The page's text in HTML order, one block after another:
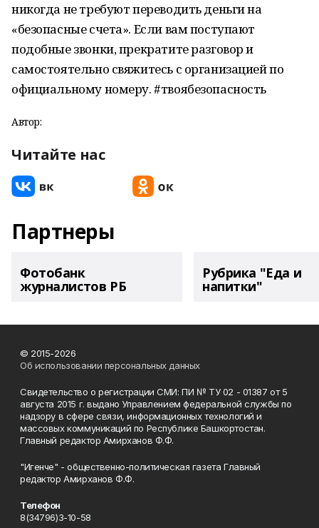
никогда не требуют переводить деньги на
«безопасные счета». Если вам поступают
подобные звонки, прекратите разговор и
самостоятельно свяжитесь с организацией по
официальному номеру.#твоябезопасность
Автор:
Читайте нас
Партнеры
Фотобанк
журналистов РБ
Рубрика "Еда и
напитки"
© 2015-2026
Об использовании персональных данных
Свидетельство о регистрации СМИ: ПИ № ТУ 02 - 01387 от 5
августа 2015 г. выдано Управлением федеральной службы по
надзору в сфере связи, информационных технологий и
массовых коммуникаций по Республике Башкортостан.
Главный редактор Амирханов Ф.Ф.
"Игенче" - общественно-политическая газета Главный
редактор Амирханов Ф.Ф.
Телефон
8(34796)3-10-58